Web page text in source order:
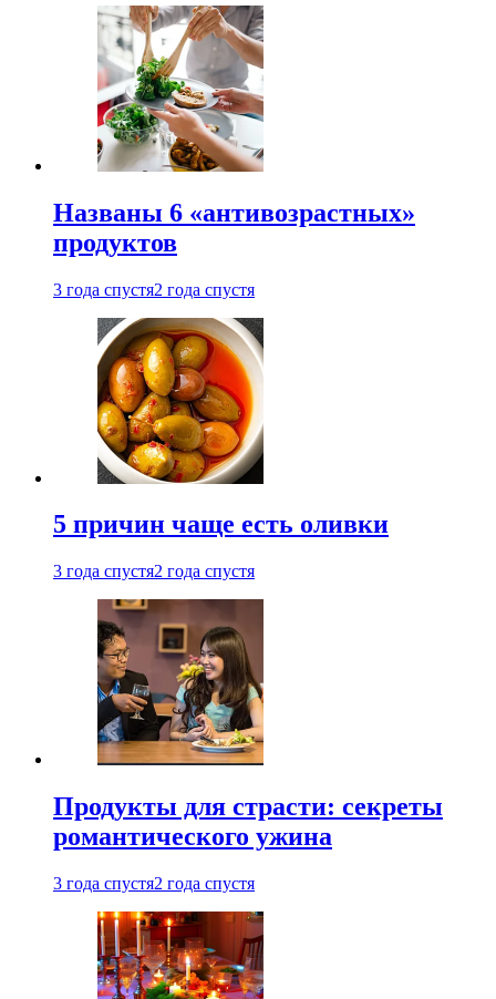
Названы 6 «антивозрастных»
продуктов
3 года спустя2 года спустя
5 причин чаще есть оливки
3 года спустя2 года спустя
Продукты для страсти: секреты
романтического ужина
3 года спустя2 года спустя